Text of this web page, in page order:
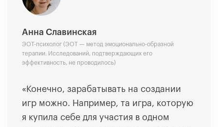
Анна Славинская
ЭОТ-психолог (ЭОТ — метод эмоционально-образной
терапии. Исследований, подтверждающих его
эффективность, не проводилось)
«Конечно, зарабатывать на создании
игр можно. Например, та игра, которую
я купила себе для участия в одном